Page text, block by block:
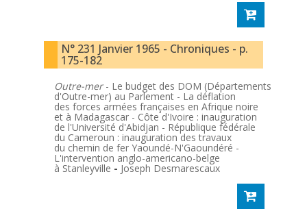
N° 231 Janvier 1965 - Chroniques - p.
175-182
Outre-mer- Le budget des DOM (Départements
d'Outre-mer) au Parlement - La déflation
des forces armées françaises en Afrique noire
et à Madagascar - Côte d'Ivoire : inauguration
de l'Université d'Abidjan - République fédérale
du Cameroun : inauguration des travaux
du chemin de fer Yaoundé-N'Gaoundéré -
L'intervention anglo-americano-belge
à Stanleyville - Joseph Desmarescaux